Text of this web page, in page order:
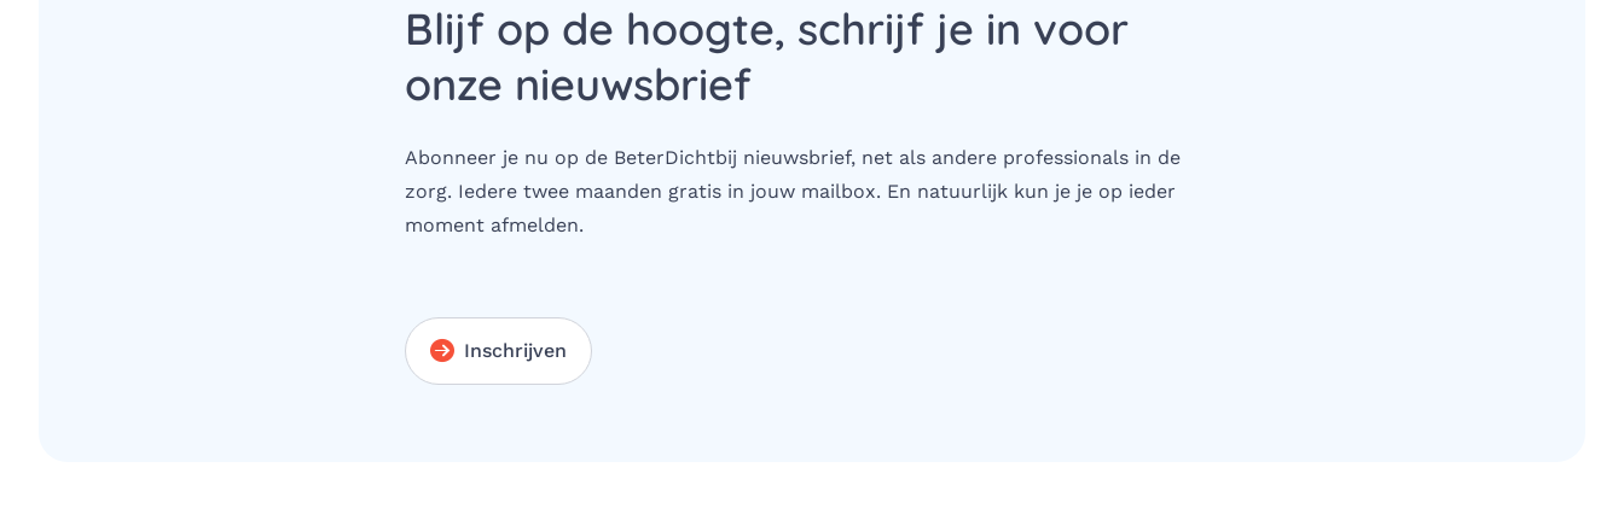
Blijf op de hoogte, schrijf je in voor
onze nieuwsbrief
Abonneer je nu op de BeterDichtbij nieuwsbrief, net als andere professionals in de
zorg. Iedere twee maanden gratis in jouw mailbox. En natuurlijk kun je je op ieder
moment afmelden.
Inschrijven